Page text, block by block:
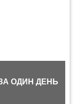
ОДИН ДЕНЬ